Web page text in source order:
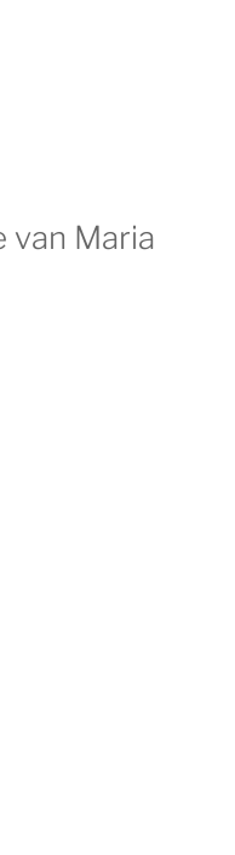
van Maria